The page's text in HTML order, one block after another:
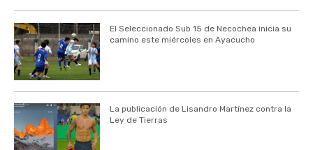
El Seleccionado Sub 15 de Necochea inicia su
camino este miércoles en Ayacucho
La publicación de Lisandro Martínez contra la
Ley de Tierras